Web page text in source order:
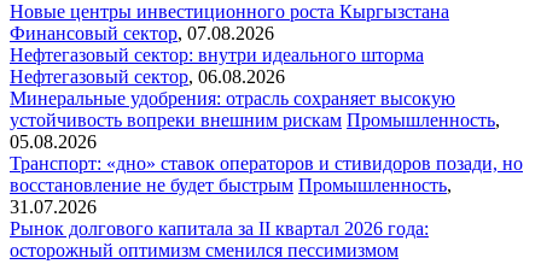
Новые центры инвестиционного роста Кыргызстана
Финансовый сектор, 07.08.2026
Нефтегазовый сектор: внутри идеального шторма
Нефтегазовый сектор, 06.08.2026
Минеральные удобрения: отрасль сохраняет высокую
устойчивость вопреки внешним рискам Промышленность,
05.08.2026
Транспорт: «дно» ставок операторов и стивидоров позади, но
восстановление не будет быстрым Промышленность,
31.07.2026
Рынок долгового капитала за II квартал 2026 года:
осторожный оптимизм сменился пессимизмом